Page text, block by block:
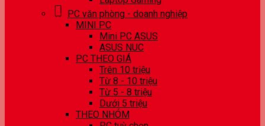
PC văn phòng - doanh nghiệp
MINI PC
Mini PC ASUS
ASUS NUC
PC THEO GIÁ
Trên 10 triệu
Từ 8 - 10 triệu
Từ 5 - 8 triệu
Dưới 5 triệu
THEO NHÓM